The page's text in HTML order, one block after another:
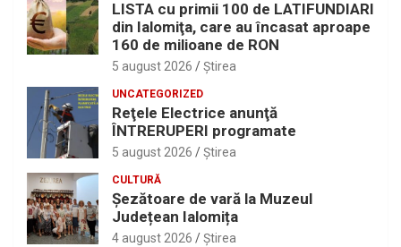
LISTA cu primii 100 de LATIFUNDIARI
din Ialomiţa, care au încasat aproape
160 de milioane de RON
5 august 2026 Ştirea
UNCATEGORIZED
Reţele Electrice anunţă
ÎNTRERUPERI programate
5 august 2026 Ştirea
CULTURĂ
Șezătoare de vară la Muzeul
Județean Ialomița
4 august 2026 Ştirea